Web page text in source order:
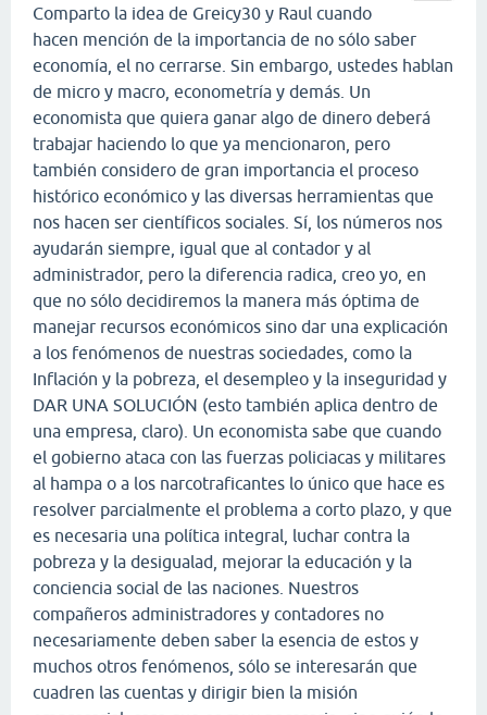
Comparto la idea de Greicy30 y Raul cuando
hacen mención de la importancia de no sólo saber
economía, el no cerrarse. Sin embargo, ustedes hablan
de micro y macro, econometría y demás. Un
economista que quiera ganar algo de dinero deberá
trabajar haciendo lo que ya mencionaron, pero
también considero de gran importancia el proceso
histórico económico y las diversas herramientas que
nos hacen ser científicos sociales. Sí, los números nos
ayudarán siempre, igual que al contador y al
administrador, pero la diferencia radica, creo yo, en
que no sólo decidiremos la manera más óptima de
manejar recursos económicos sino dar una explicación
a los fenómenos de nuestras sociedades, como la
Inflación y la pobreza, el desempleo y la inseguridad y
DAR UNA SOLUCIÓN (esto también aplica dentro de
una empresa, claro). Un economista sabe que cuando
el gobierno ataca con las fuerzas policiacas y militares
al hampa o a los narcotraficantes lo único que hace es
resolver parcialmente el problema a corto plazo, y que
es necesaria una política integral, luchar contra la
pobreza y la desigualad, mejorar la educación y la
conciencia social de las naciones. Nuestros
compañeros administradores y contadores no
necesariamente deben saber la esencia de estos y
muchos otros fenómenos, sólo se interesarán que
cuadren las cuentas y dirigir bien la misión